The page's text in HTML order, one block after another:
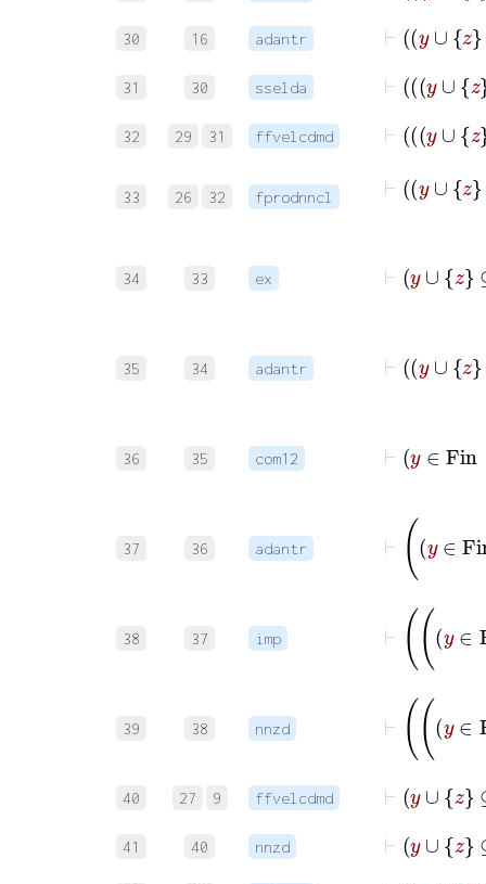
30 16 adantr
31 30 sselda
32 29 31 ffvelcdmd
33 26 32 fprodnncl
34 33 ex
35 34 adantr
36 35 com12
37 36 adantr
38 37 imp
39 38 nnzd
40 27 9 ffvelcdmd
41 40 nnzd